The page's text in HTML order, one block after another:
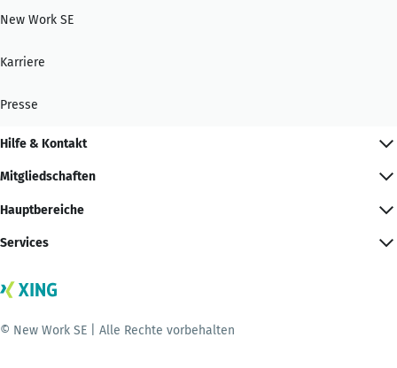
New Work SE
Karriere
Presse
Hilfe & Kontakt
Mitgliedschaften
Hauptbereiche
Services
© New Work SE | Alle Rechte vorbehalten